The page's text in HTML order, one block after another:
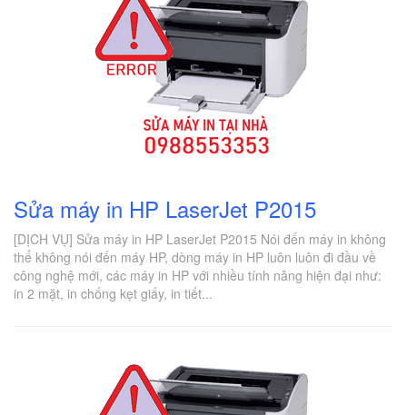
Sửa máy in HP LaserJet P2015
[DỊCH VỤ] Sửa máy in HP LaserJet P2015 Nói đến máy in không
thể không nói đến máy HP, dòng máy in HP luôn luôn đi đầu về
công nghệ mới, các máy in HP với nhiều tính năng hiện đại như:
in 2 mặt, in chống kẹt giấy, in tiết...